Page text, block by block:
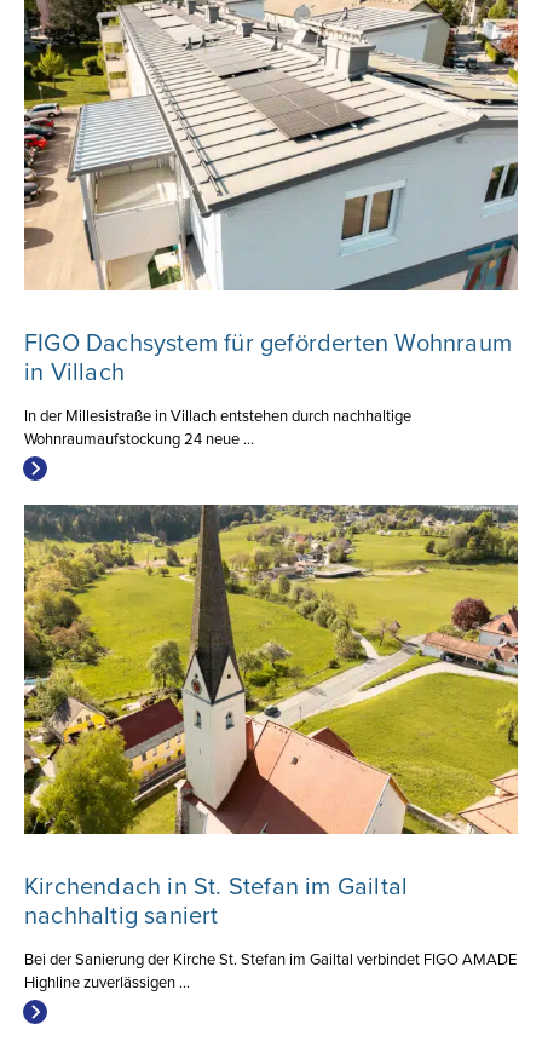
FIGO Dachsystem für geförderten Wohnraum
in Villach
In der Millesistraße in Villach entstehen durch nachhaltige
Wohnraumaufstockung 24 neue ...
Kirchendach in St. Stefan im Gailtal
nachhaltig saniert
Bei der Sanierung der Kirche St. Stefan im Gailtal verbindet FIGO AMADE
Highline zuverlässigen ...